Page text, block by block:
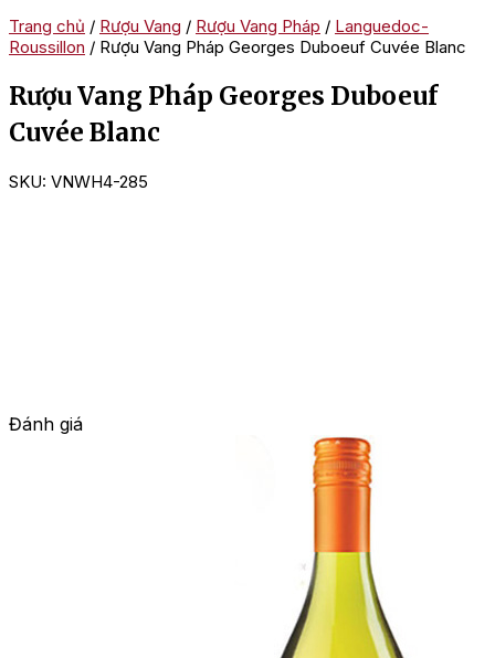
Trang chủ / Rượu Vang / Rượu Vang Pháp / Languedoc-
Roussillon / Rượu Vang Pháp Georges Duboeuf Cuvée Blanc
Rượu Vang Pháp Georges Duboeuf
Cuvée Blanc
SKU: VNWH4-285
Đánh giá